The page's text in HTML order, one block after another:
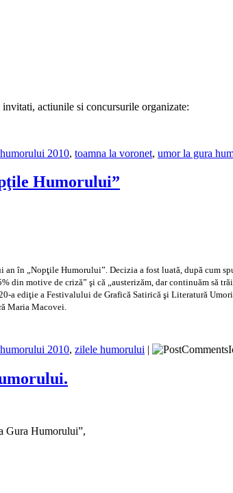
actiunile si concursurile organizate:
2010, toamna la voronet, umor la gura
Humorului”
în „Nopţile Humorului”. Decizia a fost luată, după cum
motive de criză” şi că „austerizăm, dar continuăm să
a ediţie a Festivalului de Grafică Satirică şi Literatură
Maria Macovei.
2010, zilele humorului |
Gura Humorului”,